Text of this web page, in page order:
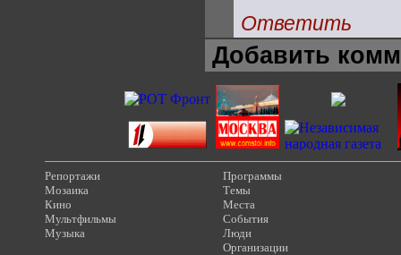
Ответить
Добавить
Репортажи
Мозаика
Кино
Мультфильмы
Музыка
Программы
Темы
Места
События
Люди
Организации